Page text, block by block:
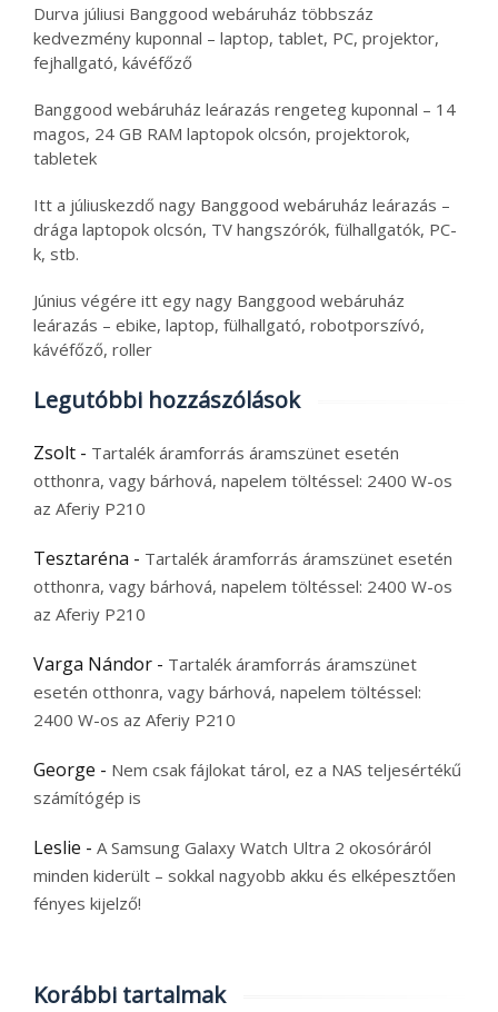
Durva júliusi Banggood webáruház többszáz
kedvezmény kuponnal – laptop, tablet, PC, projektor,
fejhallgató, kávéfőző
Banggood webáruház leárazás rengeteg kuponnal – 14
magos, 24 GB RAM laptopok olcsón, projektorok,
tabletek
Itt a júliuskezdő nagy Banggood webáruház leárazás –
drága laptopok olcsón, TV hangszórók, fülhallgatók, PC-
k, stb.
Június végére itt egy nagy Banggood webáruház
leárazás – ebike, laptop, fülhallgató, robotporszívó,
kávéfőző, roller
Legutóbbi hozzászólások
Zsolt - Tartalék áramforrás áramszünet esetén
otthonra, vagy bárhová, napelem töltéssel: 2400 W-os
az Aferiy P210
Tesztaréna - Tartalék áramforrás áramszünet esetén
otthonra, vagy bárhová, napelem töltéssel: 2400 W-os
az Aferiy P210
Varga Nándor - Tartalék áramforrás áramszünet
esetén otthonra, vagy bárhová, napelem töltéssel:
2400 W-os az Aferiy P210
George - Nem csak fájlokat tárol, ez a NAS teljesértékű
számítógép is
Leslie - A Samsung Galaxy Watch Ultra 2 okosóráról
minden kiderült – sokkal nagyobb akku és elképesztően
fényes kijelző!
Korábbi tartalmak